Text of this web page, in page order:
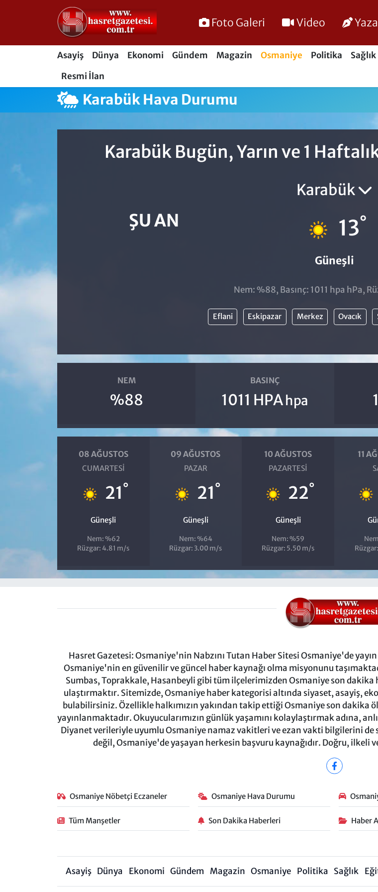
Foto Galeri Video
Asayiş Dünya Ekonomi Gündem Magazin Osmaniye Politika Sağlık
Resmi İlan
Karabük Hava Durumu
Karabük Bugün, Yarın ve 1
ŞU AN
Karabük
13°
Güneşli
Nem: %88, Basınç: 1011 hpa hPa,
Eflani Eskipazar Merkez Ovacık
NEM
%88
BASINÇ
1011 HPA hpa
08 AĞUSTOS
CUMARTESI
21°
Güneşli
Nem: %62
Rüzgar: 4.81 m/s
09 AĞUSTOS
PAZAR
21°
Güneşli
Nem: %64
Rüzgar: 3.00 m/s
10 AĞUSTOS
PAZARTESI
22°
Güneşli
Nem: %59
Rüzgar: 5.50 m/s
11
Hasret Gazetesi: Osmaniye'nin Nabzını Tutan Haber Sitesi Osmaniye'de
Osmaniye'nin en güvenilir ve güncel haber kaynağı olma misyonunu
Sumbas, Toprakkale, Hasanbeyli gibi tüm ilçelerimizden Osmaniye son dakika
ulaştırmaktır. Sitemizde, Osmaniye haber kategorisi altında siyaset, asayiş,
bulabilirsiniz. Özellikle halkımızın yakından takip ettiği Osmaniye son dakika
yayınlanmaktadır. Okuyucularımızın günlük yaşamını kolaylaştırmak adına,
Diyanet verileriyle uyumlu Osmaniye namaz vakitleri ve ezan vakti bilgilerini de
değil, Osmaniye'de yaşayan herkesin başvuru kaynağıdır. Doğru, ilkeli
Osmaniye Nöbetçi Eczaneler Osmaniye Hava Durumu
Tüm Manşetler Son Dakika Haberleri Haber
Asayiş Dünya Ekonomi Gündem Magazin Osmaniye Politika Sağlık
Osmaniye Nöbetçi Eczaneler
Osmaniye Hava Durumu
Osmaniye Trafik Yoğunluk Haritası
Süper Lig Puan Durumu ve Fikstür